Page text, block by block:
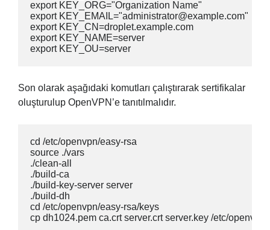
export KEY_ORG="Organization Name"
export KEY_EMAIL="administrator@example.com"
export KEY_CN=droplet.example.com
export KEY_NAME=server
export KEY_OU=server
Son olarak aşağıdaki komutları çalıştırarak sertifikalar
oluşturulup OpenVPN’e tanıtılmalıdır.
cd /etc/openvpn/easy-rsa
source ./vars
./clean-all
./build-ca
./build-key-server server
./build-dh
cd /etc/openvpn/easy-rsa/keys
cp dh1024.pem ca.crt server.crt server.key /etc/openvpn